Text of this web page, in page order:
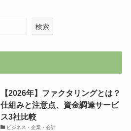
検索
【2026年】ファクタリングとは？
仕組みと注意点、資金調達サービ
ス3社比較
ビジネス・企業・会計